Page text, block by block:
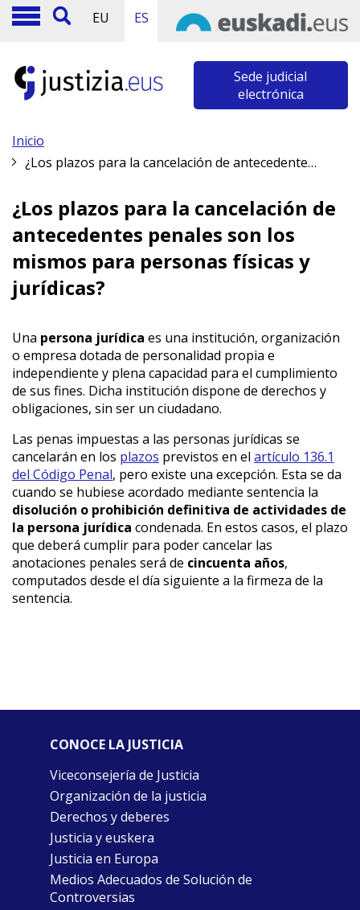
EU ES
Sede judicial
electrónica
Inicio
¿Los plazos para la cancelación de antecedentes penales son los mismos para personas físicas y jurídicas?
¿Los plazos para la cancelación de
antecedentes penales son los
mismos para personas físicas y
jurídicas?
Una persona jurídica es una institución, organización
o empresa dotada de personalidad propia e
independiente y plena capacidad para el cumplimiento
de sus fines. Dicha institución dispone de derechos y
obligaciones, sin ser un ciudadano.
Las penas impuestas a las personas jurídicas se
cancelarán en los plazos previstos en el artículo 136.1
del Código Penal, pero existe una excepción. Esta se da
cuando se hubiese acordado mediante sentencia la
disolución o prohibición definitiva de actividades de
la persona jurídica condenada. En estos casos, el plazo
que deberá cumplir para poder cancelar las
anotaciones penales será de cincuenta años,
computados desde el día siguiente a la firmeza de la
sentencia.
CONOCE LA JUSTICIA
Viceconsejería de Justicia
Organización de la justicia
Derechos y deberes
Justicia y euskera
Justicia en Europa
Medios Adecuados de Solución de
Controversias